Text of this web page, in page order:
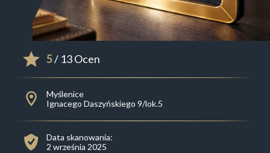
5/ 13 Ocen
Myślenice
Ignacego Daszyńskiego 9/lok.5
Data skanowania:
2 września 2025